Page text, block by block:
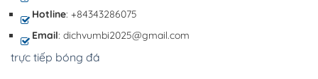
Hotline: +84343286075
Email: dichvumbi2025@gmail.com
trực tiếp bóng đá